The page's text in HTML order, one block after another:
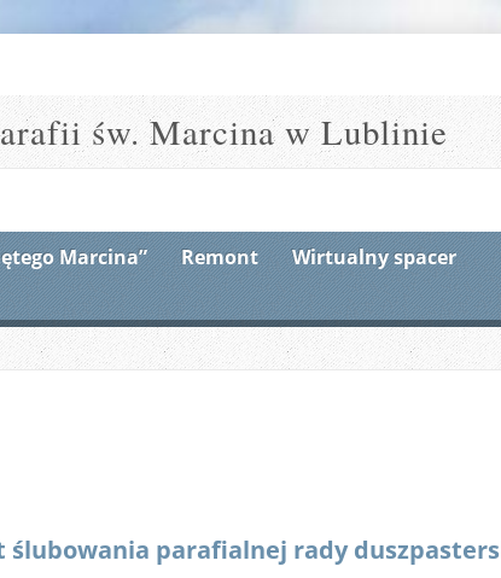
św. Marcina w Lublinie
Marcina” Remont
Wirtualny spacer
ślubowania parafialnej rady